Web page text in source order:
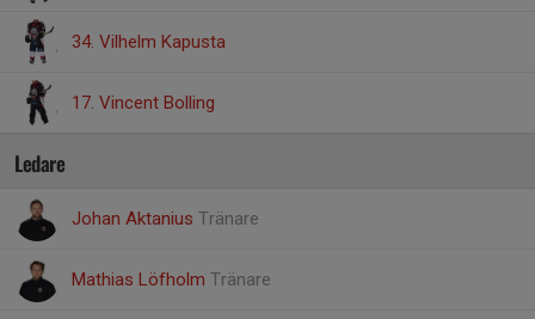
34. Vilhelm Kapusta
17. Vincent Bolling
Ledare
Johan Aktanius Tränare
Mathias Löfholm Tränare